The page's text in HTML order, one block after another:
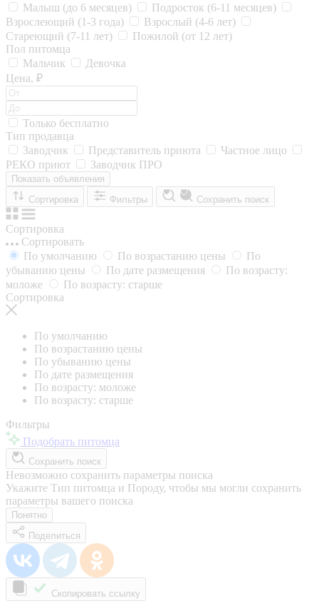
Малыш (до 6 месяцев)
Подросток (6-11 месяцев)
Взрослеющий (1-3 года)
Взрослый (4-6 лет)
Стареющий (7-11 лет)
Пожилой (от 12 лет)
Пол питомца
Мальчик
Девочка
Цена, ₽
Только бесплатно
Тип продавца
Заводчик
Представитель приюта
Частное лицо
РЕКО приют
Заводчик ПРО
Показать объявления
Сортировка
Фильтры Сохранить поиск
Сортировка
Сортировать
По умолчанию
По возрастанию цены
По
убыванию цены
По дате размещения
По возрасту:
моложе
По возрасту: старше
Сортировка
По умолчанию
По возрастанию цены
По убыванию цены
По дате размещения
По возрасту: моложе
По возрасту: старше
Фильтры
Подобрать питомца
Сохранить поиск
Невозможно сохранить параметры поиска
Укажите Тип питомца и Породу, чтобы мы могли сохранить
параметры вашего поиска
Понятно
Поделиться
Скопировать ссылку